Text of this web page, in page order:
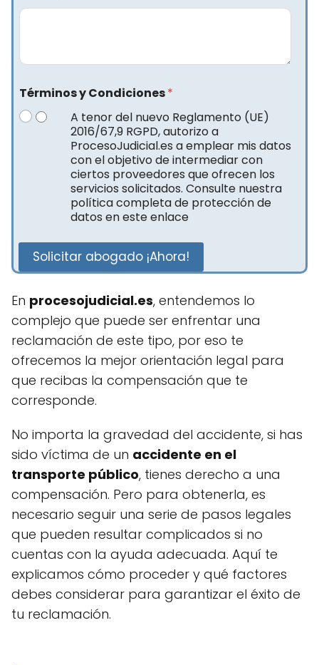
Términos y Condiciones*
A tenor del nuevo Reglamento (UE)
2016/67,9 RGPD, autorizo a
ProcesoJudicial.es a emplear mis datos
con el objetivo de intermediar con
ciertos proveedores que ofrecen los
servicios solicitados. Consulte nuestra
política completa de protección de
datos en este enlace
Solicitar abogado ¡Ahora!
En procesojudicial.es, entendemos lo
complejo que puede ser enfrentar una
reclamación de este tipo, por eso te
ofrecemos la mejor orientación legal para
que recibas la compensación que te
corresponde.
No importa la gravedad del accidente, si has
sido víctima de un accidente en el
transporte público, tienes derecho a una
compensación. Pero para obtenerla, es
necesario seguir una serie de pasos legales
que pueden resultar complicados si no
cuentas con la ayuda adecuada. Aquí te
explicamos cómo proceder y qué factores
debes considerar para garantizar el éxito de
tu reclamación.